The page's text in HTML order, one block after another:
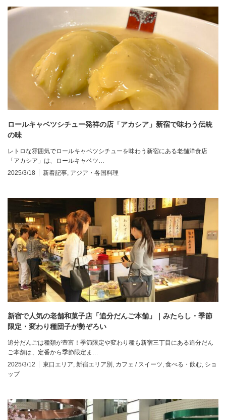
ロールキャベツシチュー発祥の店「アカシア」新宿で味わう伝統
の味
レトロな雰囲気でロールキャベツシチューを味わう新宿にある老舗洋食店
「アカシア」は、ロールキャベツ…
2025/3/18
新着記事 アジア・各国料理
新宿で人気の老舗和菓子店「追分だんご本舗」｜みたらし・季節
限定・変わり種団子が勢ぞろい
追分だんごは種類が豊富！季節限定や変わり種も新宿三丁目にある追分だん
ご本舗は、定番から季節限定ま…
2025/3/12
東口エリア, 新宿エリア別, カフェ / スイーツ, 食べる・飲む, ショ
ップ